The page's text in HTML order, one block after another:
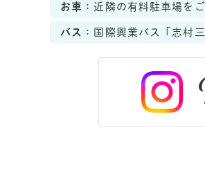
お車 ：近隣の有料駐車場を
バス ：国際興業バス「志村